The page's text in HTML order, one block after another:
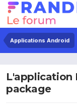
Applications Android
L'application
package